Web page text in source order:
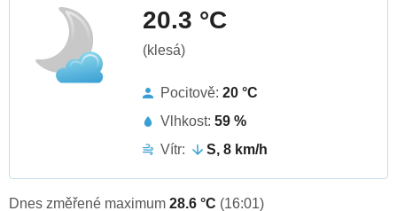
20.3 °C
(klesá)
Pocitově: 20 °C
Vlhkost: 59 %
Vítr:
S, 8 km/h
Dnes změřené maximum 28.6 °C (16:01)